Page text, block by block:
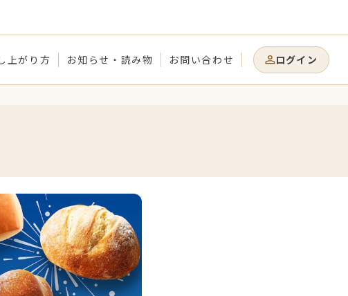
上がり方 お知らせ・読み物 お問い合わせ ログイン